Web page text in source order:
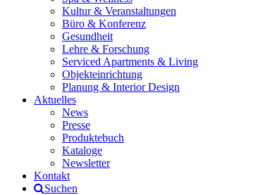
Kultur & Veranstaltungen
Büro & Konferenz
Gesundheit
Lehre & Forschung
Serviced Apartments & Living
Objekteinrichtung
Planung & Interior Design
Aktuelles
News
Presse
Produktebuch
Kataloge
Newsletter
Kontakt
Suchen